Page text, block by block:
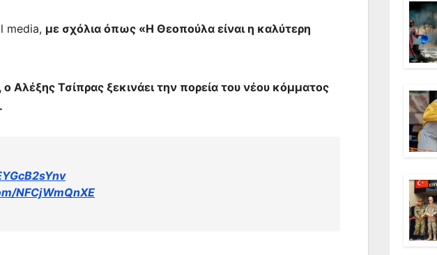
media, με σχόλια όπως «Η Θεοπούλα είναι η καλύτερη
Τσίπρας ξεκινάει την πορεία του νέου κόμματος
NFCjWmQnXE